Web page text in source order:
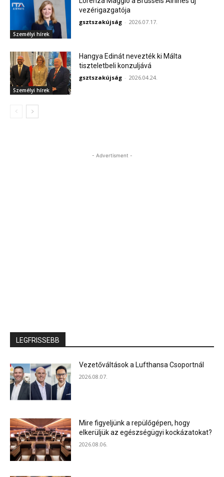
Személyi hírek
vezérigazgatója
gsztszakújság - 2026.07.17.
Személyi hírek
Hangya Edinát nevezték ki Málta
tiszteletbeli konzuljává
gsztszakújság - 2026.04.24.
- Advertisment -
LEGFRISSEBB
Vezetőváltások a Lufthansa Csoportnál
2026.08.07.
Mire figyeljünk a repülőgépen, hogy
elkerüljük az egészségügyi kockázatokat?
2026.08.06.